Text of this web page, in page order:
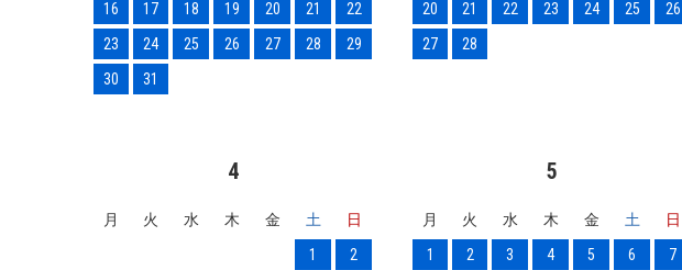
16
17 18 19 20 21
22
23
24 25 26 27 28
29
30
31
20
21 22 23 24 25
26
27
28
4
月 火 水 木 金 土
日
1
2
5
月 火 水 木 金 土
日
1
2 3 4 5 6
7